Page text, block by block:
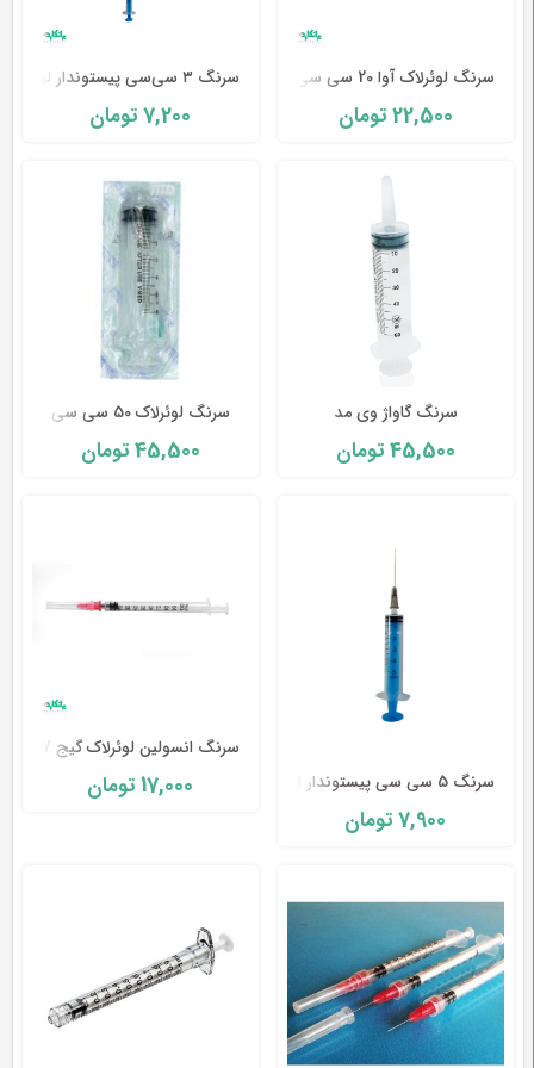
سرنگ لوئرلاک یا سرنگ سر پیچ دار :
سرنگ لوئرلاکیا سرپیچ دار دارای بدنه ای از جنس پلی
پروپلین می باشد و سوزن آن نیز دارای پوشش سیلیکنونی
است که برای کاهش درد و سوزش تزریق کاربرد دارد.
سرنگ لوئرلاک دارای درجه بندی بزرگ و شفاف می باشد و
معمولاً ۵ سال بعد از تولید می توان از آنها استفاده کرد.
میلی لیتر و ۱۰ میلی متری می باشد.
سرنگ انسولین :
سرنگ انسولینهمانطور که از نامش پیداست برای تزریق
سرنگ لوئرلاک آوا 20 سی سی
22,500تومان
سرنگ ۳ سی‌سی پیستوندار لوئرلاک آوا پزشک-AVA
7,200 تومان
سرنگ گاواژ وی مد
45,500تومان
سرنگ لوئرلاک 50 سی سی
45,500تومان
سرنگ 5 سی سی پیستوندار لوئرلاک
7,900 تومان
سرنگ انسولین لوئرلاک گیج 27 حلما طب-Helmateb
17,000 تومان